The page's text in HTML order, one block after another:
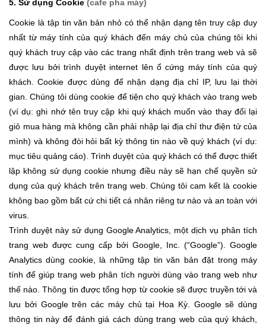
5. Sử dụng Cookie (cafe pha máy)
Cookie là tập tin văn bản nhỏ có thể nhận dạng tên truy cập duy
nhất từ máy tính của quý khách đến máy chủ của chúng tôi khi
quý khách truy cập vào các trang nhất định trên trang web và sẽ
được lưu bởi trình duyệt internet lên ổ cứng máy tính của quý
khách. Cookie được dùng để nhận dạng địa chỉ IP, lưu lại thời
gian. Chúng tôi dùng cookie để tiện cho quý khách vào trang web
(ví dụ: ghi nhớ tên truy cập khi quý khách muốn vào thay đổi lại
giỏ mua hàng mà không cần phải nhập lại địa chỉ thư điện tử của
mình) và không đòi hỏi bất kỳ thông tin nào về quý khách (ví dụ:
mục tiêu quảng cáo). Trình duyệt của quý khách có thể được thiết
lập không sử dụng cookie nhưng điều này sẽ hạn chế quyền sử
dụng của quý khách trên trang web. Chúng tôi cam kết là cookie
không bao gồm bất cứ chi tiết cá nhân riêng tư nào và an toàn với
virus.
Trình duyệt này sử dụng Google Analytics, một dịch vụ phân tích
trang web được cung cấp bởi Google, Inc. (“Google”). Google
Analytics dùng cookie, là những tập tin văn bản đặt trong máy
tính để giúp trang web phân tích người dùng vào trang web như
thế nào. Thông tin được tổng hợp từ cookie sẽ được truyền tới và
lưu bởi Google trên các máy chủ tại Hoa Kỳ. Google sẽ dùng
thông tin này để đánh giá cách dùng trang web của quý khách,